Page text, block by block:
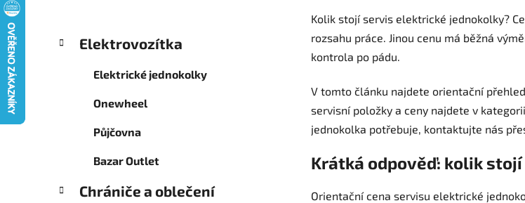
n
kategorie
a
Elektrovozítka
Elektrické jednokolky
Onewheel
Půjčovna
Bazar Outlet
Chrániče a oblečení
Kolik stojí servis elektrické jednokolky?
rozsahu práce. Jinou cenu má běžná
kontrola po pádu.
V tomto článku najdete orientační
servisní položky a ceny najdete v kategorii
jednokolka potřebuje, kontaktujte nás
Krátká odpověď: kolik
Orientační cena servisu elektrické